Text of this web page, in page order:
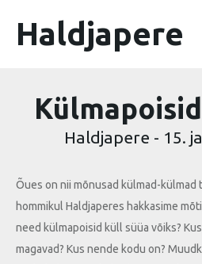
Haldjapere
Haldjapere - 15.
Õues on nii mõnusad külmad-külmad
hommikul Haldjaperes hakkasime
need külmapoisid küll süüa võiks? Kus
magavad? Kus nende kodu on?